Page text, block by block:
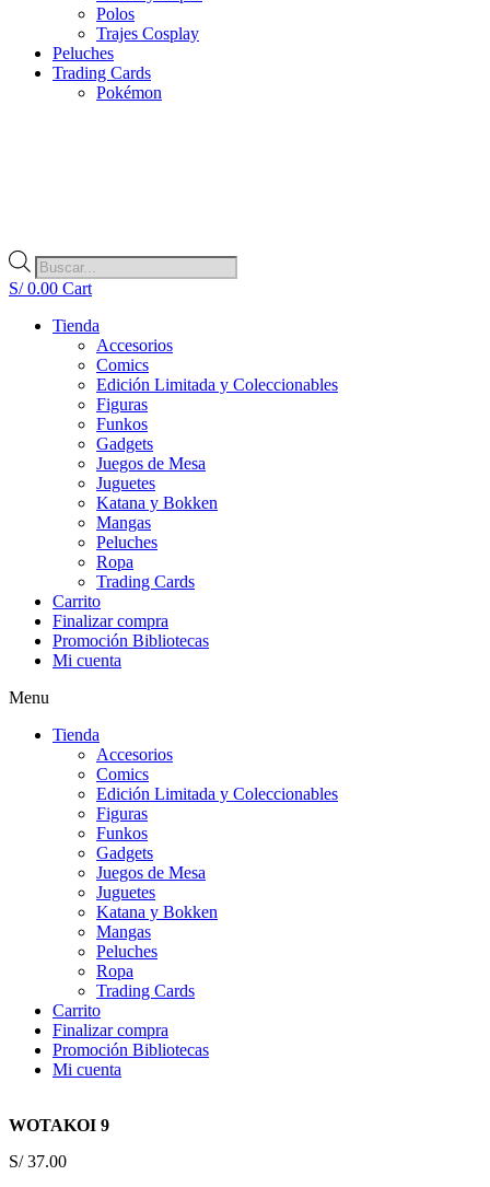
Polos
Trajes Cosplay
Peluches
Trading Cards
Pokémon
Búsqueda
de
productos
S/0.00 Cart
Tienda
Accesorios
Comics
Edición Limitada y Coleccionables
Figuras
Funkos
Gadgets
Juegos de Mesa
Juguetes
Katana y Bokken
Mangas
Peluches
Ropa
Trading Cards
Carrito
Finalizar compra
Promoción Bibliotecas
Mi cuenta
Menu
Tienda
Accesorios
Comics
Edición Limitada y Coleccionables
Figuras
Funkos
Gadgets
Juegos de Mesa
Juguetes
Katana y Bokken
Mangas
Peluches
Ropa
Trading Cards
Carrito
Finalizar compra
Promoción Bibliotecas
Mi cuenta
WOTAKOI 9
S/37.00